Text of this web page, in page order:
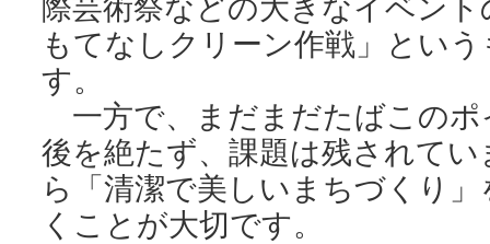
際芸術祭などの大きなイベン
もてなしクリーン作戦」とい
す。
一方で、まだまだたばこのポ
後を絶たず、課題は残されて
ら「清潔で美しいまちづくり
くことが大切です。